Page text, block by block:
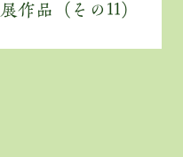
作品（その11）